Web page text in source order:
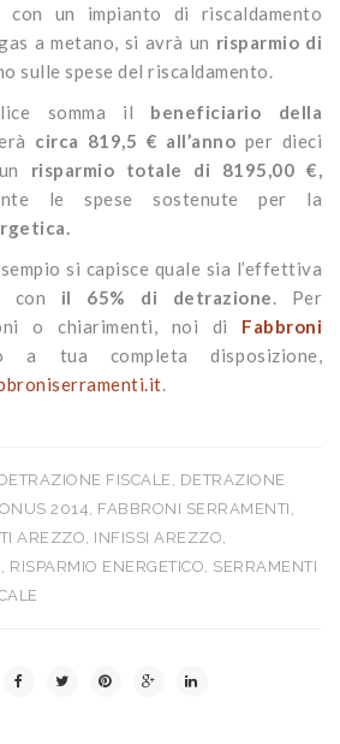
con un impianto di riscaldamento
a metano, si avrà un risparmio di
sulle spese del riscaldamento.
somma il beneficiario della
circa 819,5 € all’anno per dieci
risparmio totale di 8195,00 €,
le spese sostenute per la
si capisce quale sia l’effettiva
con il 65% di detrazione. Per
o chiarimenti, noi di
Fabbroni
a tua completa disposizione,
.
FISCALE
DETRAZIONE
2014 FABBRONI SERRAMENTI
AREZZO INFISSI AREZZO
RISPARMIO ENERGETICO SERRAMENTI